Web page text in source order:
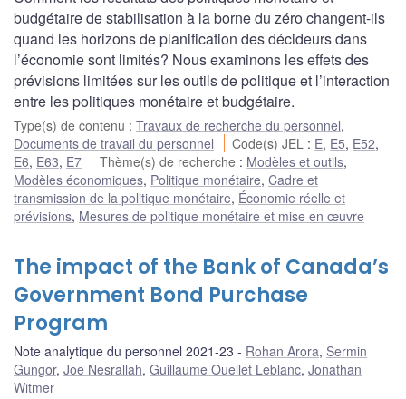
budgétaire de stabilisation à la borne du zéro changent-ils
quand les horizons de planification des décideurs dans
l’économie sont limités? Nous examinons les effets des
prévisions limitées sur les outils de politique et l’interaction
entre les politiques monétaire et budgétaire.
Type(s) de contenu : Travaux de recherche du personnel,
Documents de travail du personnel
Code(s) JEL : E, E5, E52,
E6, E63, E7 Thème(s) de recherche : Modèles et outils,
Modèles économiques, Politique monétaire, Cadre et
transmission de la politique monétaire, Économie réelle et
prévisions, Mesures de politique monétaire et mise en œuvre
The impact of the Bank of Canada’s
Government Bond Purchase
Program
Note analytique du personnel 2021-23 Rohan Arora, Sermin
Gungor, Joe Nesrallah, Guillaume Ouellet Leblanc, Jonathan
Witmer